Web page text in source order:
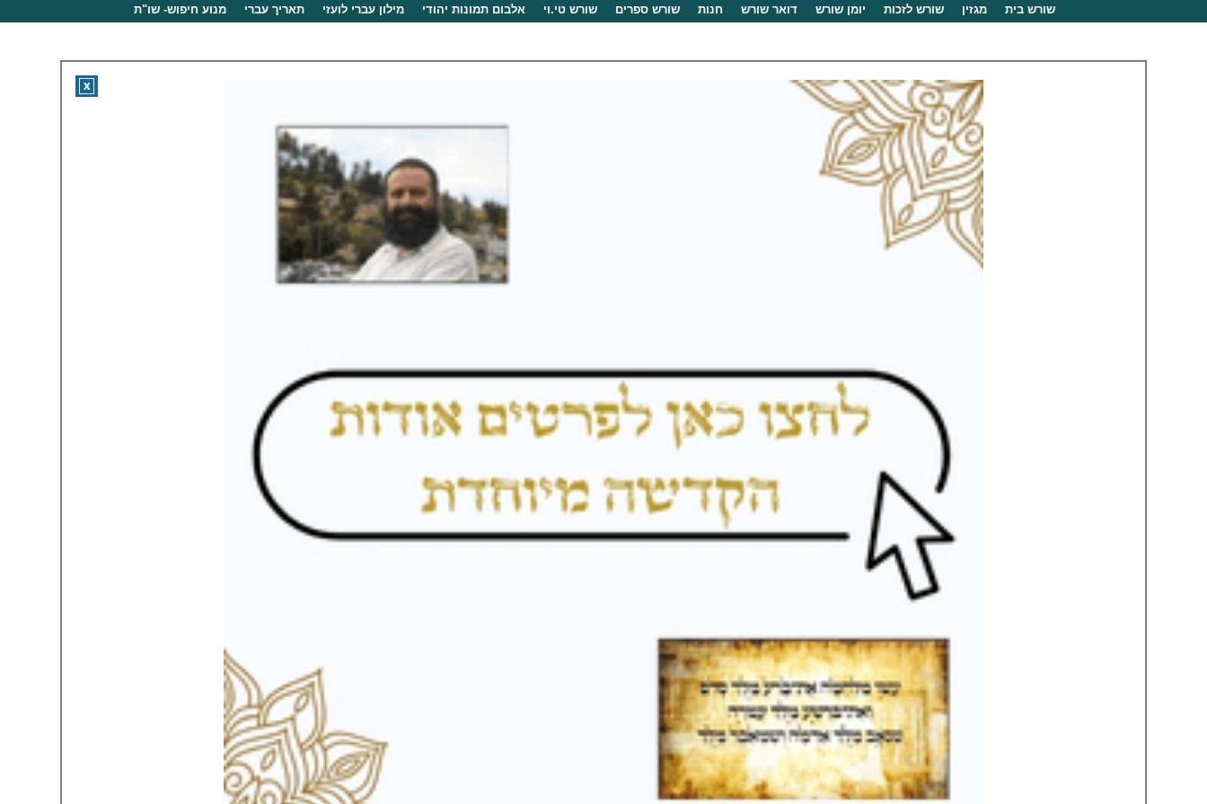
שורש בית מגזין שורש לזכות יומן שורש דואר שורש חנות שורש ספרים שורש טי.וי אלבום תמונות יהודי מילון עברי לועזי תאריך עברי מנוע חיפוש- שו"ת